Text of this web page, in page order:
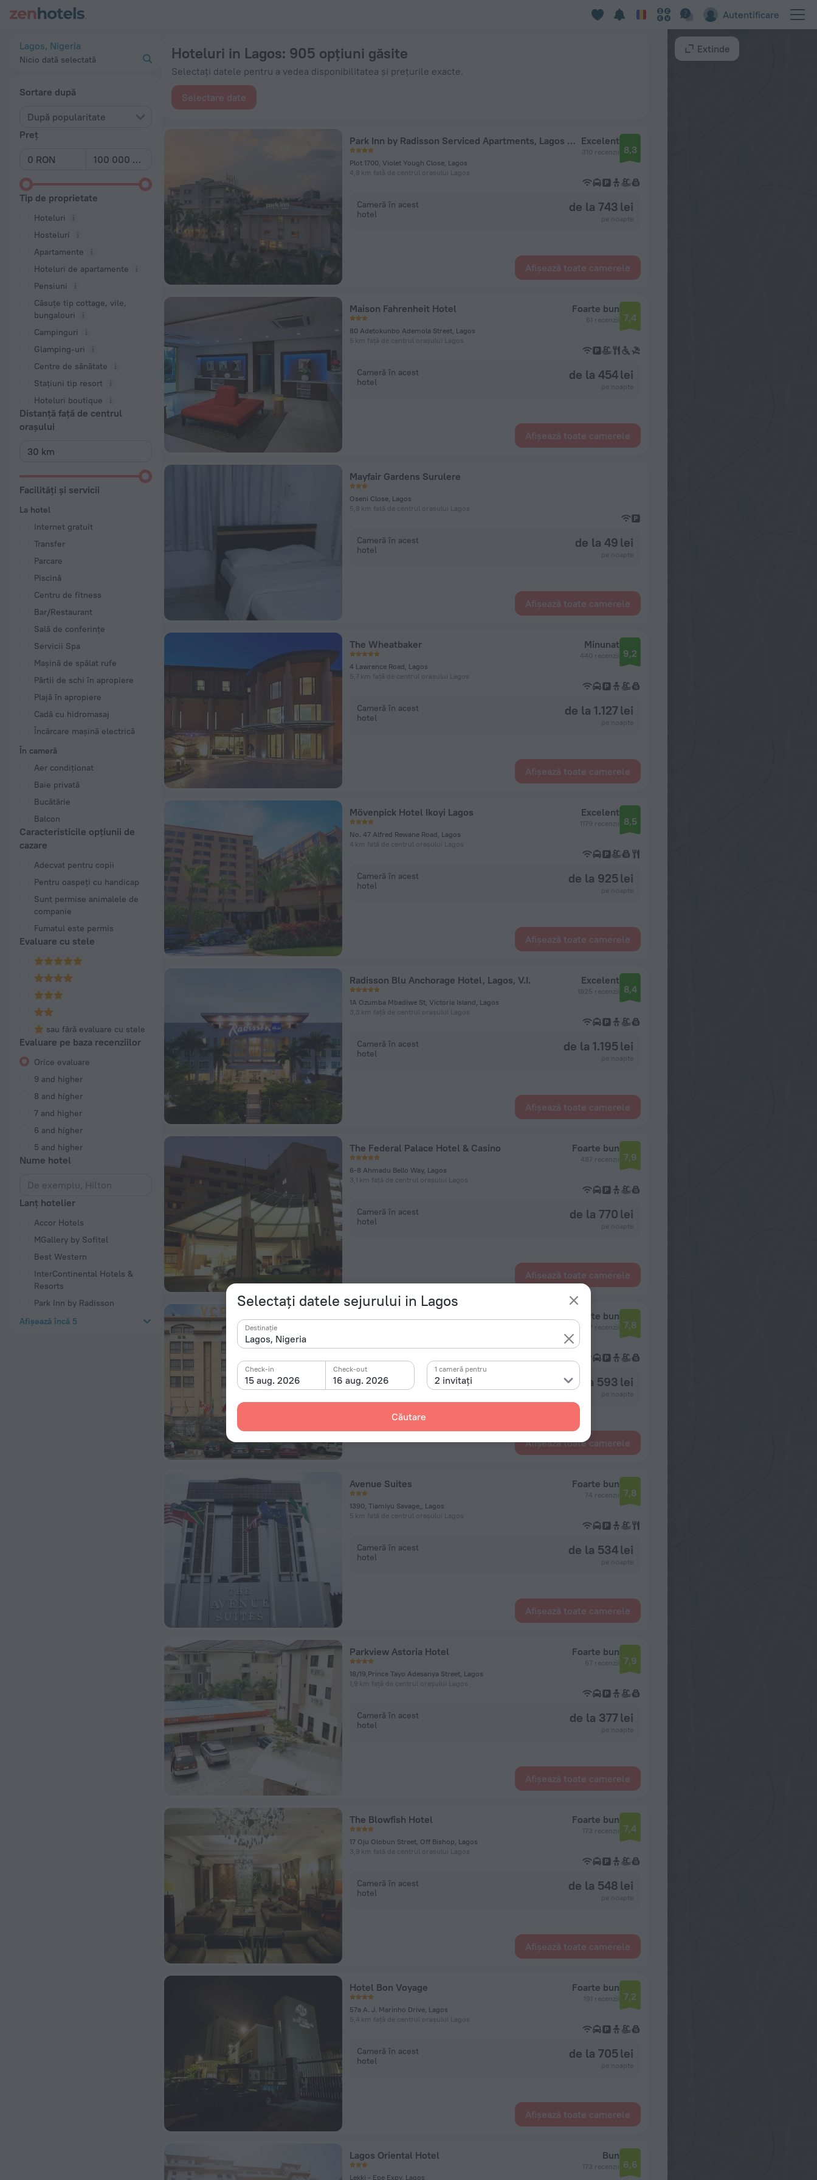
Autentificare
Selectați datele sejurului in Lagos
Destinație
15 aug. 2026
Check-in
16 aug. 2026
Check-out
2 invitați
1 cameră pentru
Căutare
Lagos, Nigeria
Nicio dată selectată
Sortare după
După popularitate
Preț
Tip de proprietate
Hoteluri
Hosteluri
Apartamente
Hoteluri de apartamente
Pensiuni
Căsuțe tip cottage, vile,
bungalouri
Campinguri
Glamping-uri
Centre de sănătate
Stațiuni tip resort
Hoteluri boutique
Distanță față de centrul
orașului
Facilități și servicii
La hotel
Internet gratuit
Transfer
Parcare
Piscină
Centru de fitness
Bar/Restaurant
Sală de conferințe
Servicii Spa
Mașină de spălat rufe
Pârtii de schi în apropiere
Plajă în apropiere
Cadă cu hidromasaj
Încărcare mașină electrică
În cameră
Aer condiționat
Baie privată
Bucătărie
Balcon
Caracteristicile opțiunii de
cazare
Adecvat pentru copii
Pentru oaspeți cu handicap
Sunt permise animalele de
companie
Fumatul este permis
Evaluare cu stele
sau fără evaluare cu stele
Evaluare pe baza recenziilor
Orice evaluare
9 and higher
8 and higher
7 and higher
6 and higher
5 and higher
Nume hotel
Lanț hotelier
Accor Hotels
MGallery by Sofitel
Best Western
InterContinental Hotels &
Resorts
Park Inn by Radisson
Afișează încă 5
Hoteluri in Lagos: 905 opțiuni găsite
Selectați datele pentru a vedea disponibilitatea și prețurile exacte.
Selectare date
Park Inn by Radisson Serviced Apartments, Lagos Victoria Island
Plot 1700, Violet Yough Close, Lagos
4,8 km față de centrul orașului Lagos
Excelent
310 recenzii 8,3
Cameră în acest
hotel
de la 743 lei
Afișează toate camerele
Maison Fahrenheit Hotel
80 Adetokunbo Ademola Street, Lagos
5 km față de centrul orașului Lagos
Foarte bun
61 recenzii 7,4
Cameră în acest
hotel
de la 454 lei
Afișează toate camerele
Mayfair Gardens Surulere
Oseni Close, Lagos
5,8 km față de centrul orașului Lagos
Cameră în acest
hotel
de la 49 lei
Afișează toate camerele
The Wheatbaker
4 Lawrence Road, Lagos
5,7 km față de centrul orașului Lagos
Minunat
440 recenzii 9,2
Cameră în acest
hotel
de la 1.127 lei
Afișează toate camerele
Mövenpick Hotel Ikoyi Lagos
No. 47 Alfred Rewane Road, Lagos
4 km față de centrul orașului Lagos
Excelent
1179 recenzii 8,5
Cameră în acest
hotel
de la 925 lei
Afișează toate camerele
Radisson Blu Anchorage Hotel, Lagos, V.I.
1A Ozumba Mbadiwe St, Victoria Island, Lagos
3,3 km față de centrul orașului Lagos
Excelent
1825 recenzii 8,4
Cameră în acest
hotel
de la 1.195 lei
Afișează toate camerele
The Federal Palace Hotel & Casino
6-8 Ahmadu Bello Way, Lagos
3,1 km față de centrul orașului Lagos
Foarte bun
487 recenzii 7,9
Cameră în acest
hotel
de la 770 lei
Afișează toate camerele
5,6 km față de centrul orașului Lagos
Foarte bun
217 recenzii 7,8
Cameră în acest
hotel
de la 593 lei
Afișează toate camerele
Avenue Suites
1390, Tiamiyu Savage,, Lagos
5 km față de centrul orașului Lagos
Foarte bun
74 recenzii 7,8
Cameră în acest
hotel
de la 534 lei
Afișează toate camerele
Parkview Astoria Hotel
18/19,Prince Tayo Adesanya Street, Lagos
1,9 km față de centrul orașului Lagos
Foarte bun
67 recenzii 7,9
Cameră în acest
hotel
de la 377 lei
Afișează toate camerele
The Blowfish Hotel
17 Oju Olobun Street, Off Bishop, Lagos
3,9 km față de centrul orașului Lagos
Foarte bun
173 recenzii 7,4
Cameră în acest
hotel
de la 548 lei
Afișează toate camerele
Hotel Bon Voyage
57a A. J. Marinho Drive, Lagos
5,4 km față de centrul orașului Lagos
Foarte bun
191 recenzii 7,2
Cameră în acest
hotel
de la 705 lei
Afișează toate camerele
Lagos Oriental Hotel
Lekki - Epe Expy, Lagos
Bun
173 recenzii 6,6
Extinde
Top 20 Hoteluri in Lagos 2026 de la 49 lei - Rezervați acum pe ZenHotels.com